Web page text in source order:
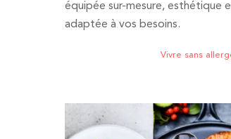
équipée sur-mesure, esthétique
adaptée à vos besoins.
Vivre sans